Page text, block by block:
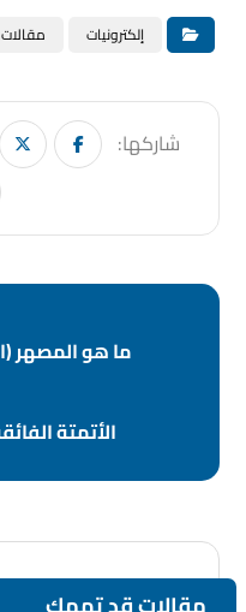
إلكترونيات مقالات
ما هو المصهر
الأتمتة